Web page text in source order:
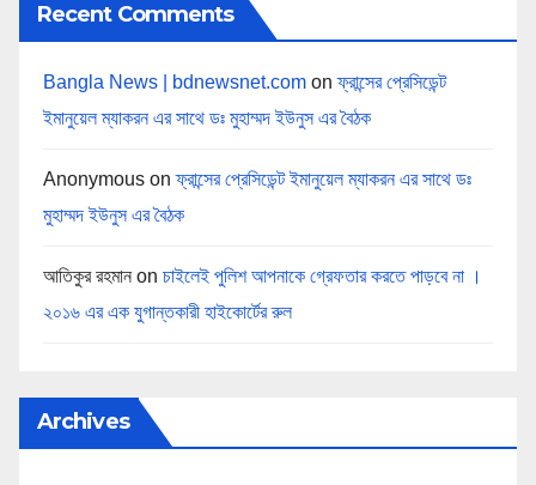
Recent Comments
Bangla News | bdnewsnet.com onফ্রান্সের প্রেসিডেন্ট
ইমানুয়েল ম্যাকরন এর সাথে ডঃ মুহাম্মদ ইউনুস এর বৈঠক
Anonymous onফ্রান্সের প্রেসিডেন্ট ইমানুয়েল ম্যাকরন এর সাথে ডঃ
মুহাম্মদ ইউনুস এর বৈঠক
আতিকুর রহমান on চাইলেই পুলিশ আপনাকে গ্রেফতার করতে পাড়বে না ।
২০১৬ এর এক যুগান্তকারী হাইকোর্টের রুল
Archives